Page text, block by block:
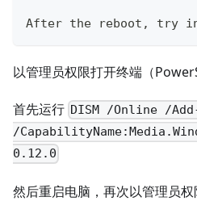
After the reboot, try
以管理员权限打开终端（
首先运行 DISM /Online /
/
0.12.0
然后重启电脑，再次以管理员